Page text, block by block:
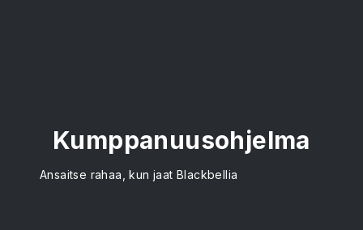
Kumppanuusohjelma
Ansaitse rahaa, kun jaat Blackbellia